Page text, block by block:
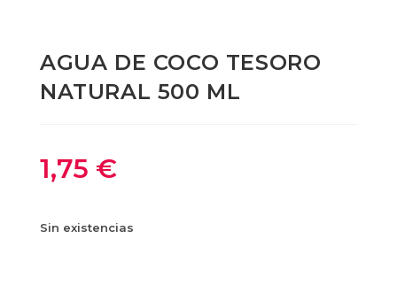
AGUA DE COCO TESORO
NATURAL 500 ML
1,75 €
Sin existencias